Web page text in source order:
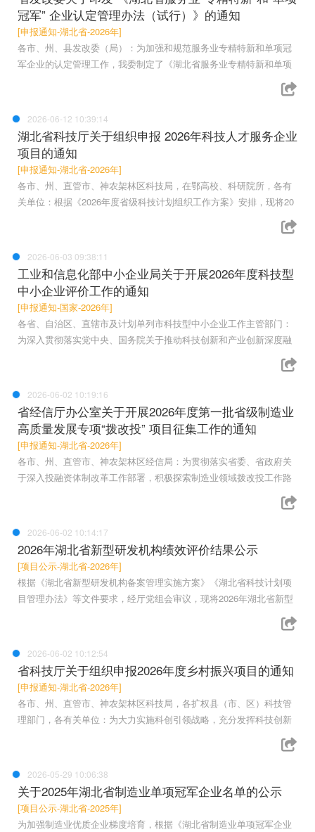
冠军” 企业认定管理办法（试行）》的通知
[申报通知-湖北省-2026年]
各市、州、县发改委（局）：为加强和规范服务业专精特新和单项冠
军企业的认定管理工作，我委制定了《湖北省服务业专精特新和单项
2026-06-12 10:39:14
湖北省科技厅关于组织申报 2026年科技人才服务企业
项目的通知
[申报通知-湖北省-2026年]
各市、州、直管市、神农架林区科技局，在鄂高校、科研院所，各有
关单位：根据《2026年度省级科技计划组织工作方案》安排，现将20
2026-06-03 09:38:11
工业和信息化部中小企业局关于开展2026年度科技型
中小企业评价工作的通知
[申报通知-国家-2026年]
各省、自治区、直辖市及计划单列市科技型中小企业工作主管部门：
为深入贯彻落实党中央、国务院关于推动科技创新和产业创新深度融
2026-06-02 10:19:16
省经信厅办公室关于开展2026年度第一批省级制造业
高质量发展专项“拨改投” 项目征集工作的通知
[申报通知-湖北省-2026年]
各市、州、直管市、神农架林区经信局：为贯彻落实省委、省政府关
于深入投融资体制改革工作部署，积极探索制造业领域拨改投工作路
2026-06-02 10:14:17
2026年湖北省新型研发机构绩效评价结果公示
[项目公示-湖北省-2026年]
根据《湖北省新型研发机构备案管理实施方案》《湖北省科技计划项
目管理办法》等文件要求，经厅党组会审议，现将2026年湖北省新型
2026-06-02 10:12:54
省科技厅关于组织申报2026年度乡村振兴项目的通知
[申报通知-湖北省-2026年]
各市、州、直管市、神农架林区科技局，各扩权县（市、区）科技管
理部门，各有关单位：为大力实施科创引领战略，充分发挥科技创新
2026-05-29 10:06:38
关于2025年湖北省制造业单项冠军企业名单的公示
[项目公示-湖北省-2025年]
为加强制造业优质企业梯度培育，根据《湖北省制造业单项冠军企业